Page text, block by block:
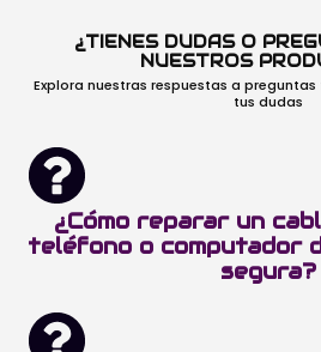
¿TIENES DUDAS O
NUESTROS
Explora nuestras respuestas a
tus dudas
¿Cómo reparar un
teléfono o computador
segura?